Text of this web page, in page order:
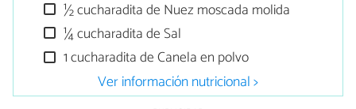
½ cucharadita de Nuez moscada molida
¼ cucharadita de Sal
1 cucharadita de Canela en polvo
Ver información nutricional >